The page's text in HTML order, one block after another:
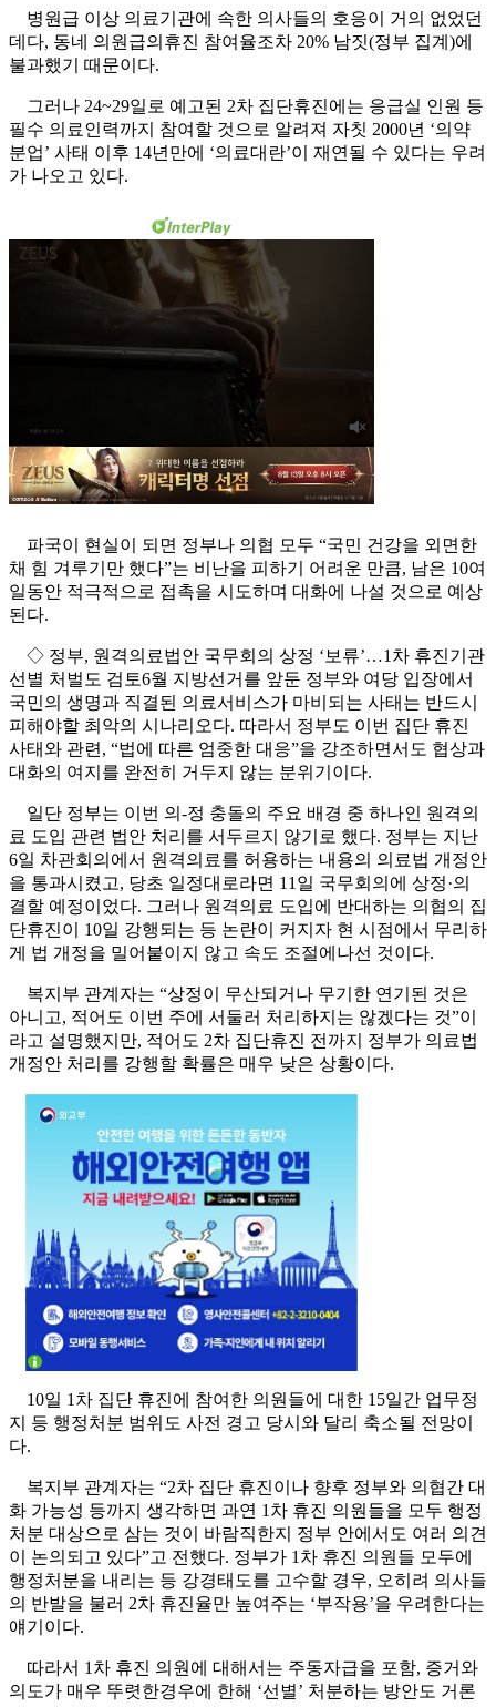
병원급 이상 의료기관에 속한 의사들의 호응이 거의 없었던
데다, 동네 의원급의휴진 참여율조차 20% 남짓(정부 집계)에
불과했기 때문이다.
그러나 24~29일로 예고된 2차 집단휴진에는 응급실 인원 등
필수 의료인력까지 참여할 것으로 알려져 자칫 2000년 ‘의약
분업’ 사태 이후 14년만에 ‘의료대란’이 재연될 수 있다는 우려
가 나오고 있다.
파국이 현실이 되면 정부나 의협 모두 “국민 건강을 외면한
채 힘 겨루기만 했다”는 비난을 피하기 어려운 만큼, 남은 10여
일동안 적극적으로 접촉을 시도하며 대화에 나설 것으로 예상
된다.
◇ 정부, 원격의료법안 국무회의 상정 ‘보류’…1차 휴진기관
선별 처벌도 검토6월 지방선거를 앞둔 정부와 여당 입장에서
국민의 생명과 직결된 의료서비스가 마비되는 사태는 반드시
피해야할 최악의 시나리오다. 따라서 정부도 이번 집단 휴진
사태와 관련, “법에 따른 엄중한 대응”을 강조하면서도 협상과
대화의 여지를 완전히 거두지 않는 분위기이다.
일단 정부는 이번 의-정 충돌의 주요 배경 중 하나인 원격의
료 도입 관련 법안 처리를 서두르지 않기로 했다. 정부는 지난
6일 차관회의에서 원격의료를 허용하는 내용의 의료법 개정안
을 통과시켰고, 당초 일정대로라면 11일 국무회의에 상정·의
결할 예정이었다. 그러나 원격의료 도입에 반대하는 의협의 집
단휴진이 10일 강행되는 등 논란이 커지자 현 시점에서 무리하
게 법 개정을 밀어붙이지 않고 속도 조절에나선 것이다.
복지부 관계자는 “상정이 무산되거나 무기한 연기된 것은
아니고, 적어도 이번 주에 서둘러 처리하지는 않겠다는 것”이
라고 설명했지만, 적어도 2차 집단휴진 전까지 정부가 의료법
개정안 처리를 강행할 확률은 매우 낮은 상황이다.
10일 1차 집단 휴진에 참여한 의원들에 대한 15일간 업무정
지 등 행정처분 범위도 사전 경고 당시와 달리 축소될 전망이
다.
복지부 관계자는 “2차 집단 휴진이나 향후 정부와 의협간 대
화 가능성 등까지 생각하면 과연 1차 휴진 의원들을 모두 행정
처분 대상으로 삼는 것이 바람직한지 정부 안에서도 여러 의견
이 논의되고 있다”고 전했다. 정부가 1차 휴진 의원들 모두에
행정처분을 내리는 등 강경태도를 고수할 경우, 오히려 의사들
의 반발을 불러 2차 휴진율만 높여주는 ‘부작용’을 우려한다는
얘기이다.
따라서 1차 휴진 의원에 대해서는 주동자급을 포함, 증거와
의도가 매우 뚜렷한경우에 한해 ‘선별’ 처분하는 방안도 거론